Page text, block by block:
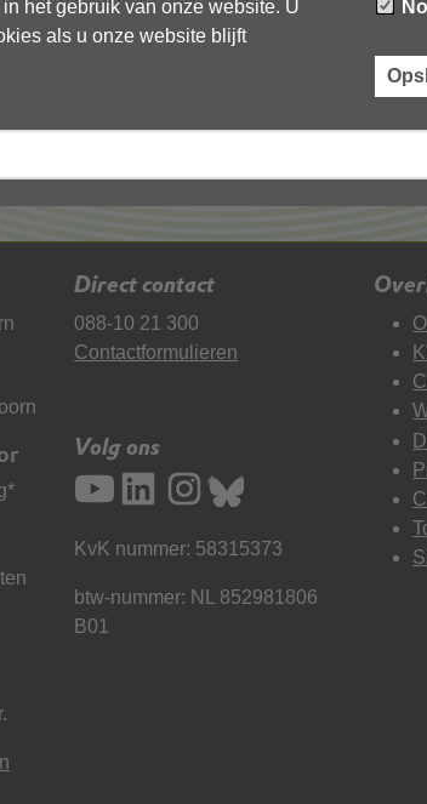
het gebruik van onze website. U
als u onze website blijft
Direct contact
088-10 21 300
Contactformulieren
Volg ons
KvK nummer: 58315373
btw-nummer: NL 852981806
B01